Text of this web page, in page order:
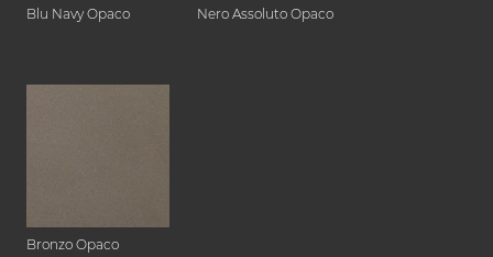
Blu Navy Opaco Nero Assoluto Opaco
Bronzo Opaco